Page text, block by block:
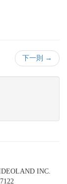
下一則 →
INC.